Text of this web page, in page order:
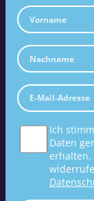
Ich
Daten
erhalten,